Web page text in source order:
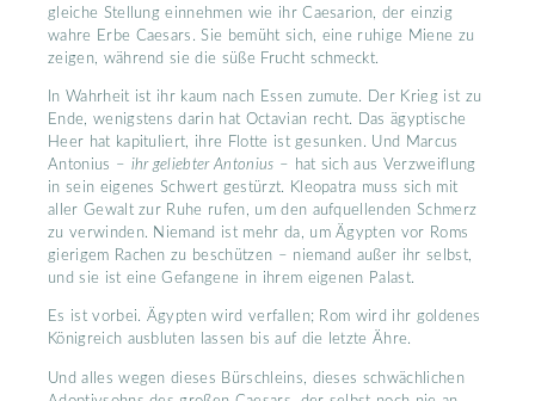
gleiche Stellung einnehmen wie ihr Caesarion, der einzig
wahre Erbe Caesars. Sie bemüht sich, eine ruhige Miene zu
zeigen, während sie die süße Frucht schmeckt.
In Wahrheit ist ihr kaum nach Essen zumute. Der Krieg ist zu
Ende, wenigstens darin hat Octavian recht. Das ägyptische
Heer hat kapituliert, ihre Flotte ist gesunken. Und Marcus
Antonius – ihr geliebter Antonius – hat sich aus Verzweiflung
in sein eigenes Schwert gestürzt. Kleopatra muss sich mit
aller Gewalt zur Ruhe rufen, um den aufquellenden Schmerz
zu verwinden. Niemand ist mehr da, um Ägypten vor Roms
gierigem Rachen zu beschützen – niemand außer ihr selbst,
und sie ist eine Gefangene in ihrem eigenen Palast.
Es ist vorbei. Ägypten wird verfallen; Rom wird ihr goldenes
Königreich ausbluten lassen bis auf die letzte Ähre.
Und alles wegen dieses Bürschleins, dieses schwächlichen